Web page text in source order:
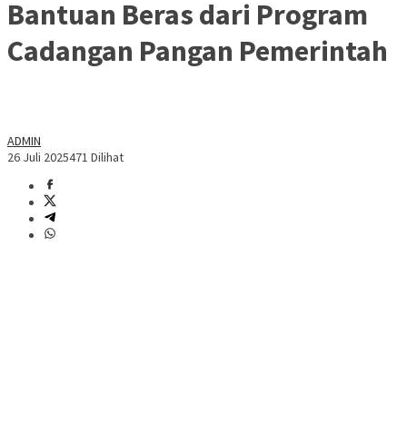
Bantuan Beras dari Program
Cadangan Pangan Pemerintah
ADMIN
26 Juli 2025471 Dilihat